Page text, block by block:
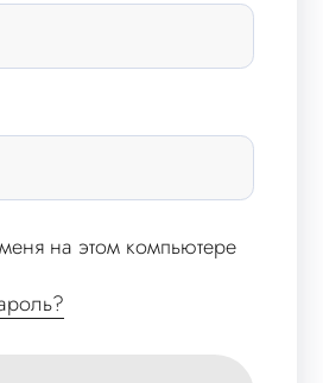
на этом компьютере